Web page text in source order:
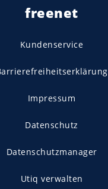
freenet
Kundenservice
Impressum
Datenschutz
Datenschutzmanager
Utiq verwalten